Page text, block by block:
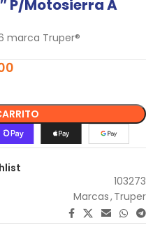
P/motosierra A
marca Truper®
103273
Marcas,Truper